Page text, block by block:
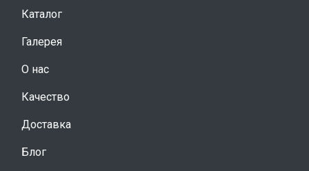
Каталог
Галерея
О нас
Качество
Доставка
Блог